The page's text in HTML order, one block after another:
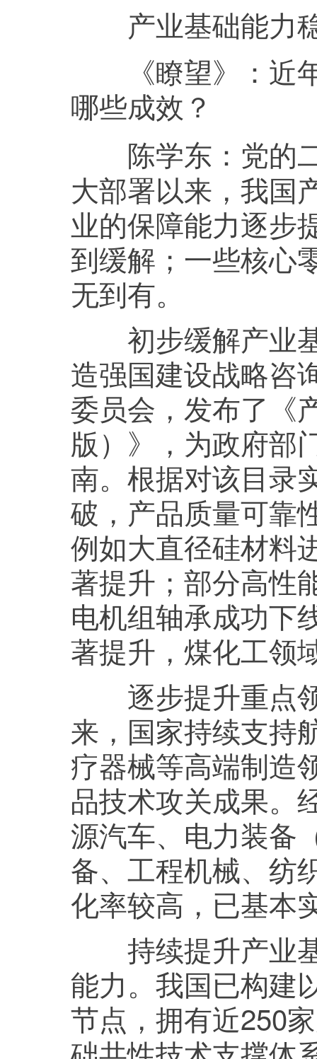
产业基础能力
《瞭望》： 近
哪些成效？
陈学东： 党的
大部署以来，我国
业的保障能力逐步
到缓解；一些核心
无到有。
初步缓解产业基
造强国建设战略咨
委员会，发布了《
版）》，为政府部
南。根据对该目录
破，产品质量可靠
例如大直径硅材料
著提升；部分高性
电机组轴承成功下
著提升，煤化工领
逐步提升重点领
来，国家持续支持
疗器械等高端制造
品技术攻关成果。
源汽车、电力装备
备、工程机械、纺
化率较高，已基本
持续提升产业基
能力。我国已构建
节点，拥有近250